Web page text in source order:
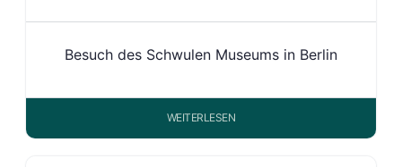
Besuch des Schwulen Museums in Berlin
WEITERLESEN